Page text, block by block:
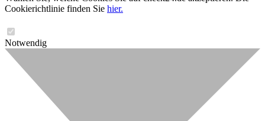
Cookierichtlinie finden Sie hier.
Notwendig